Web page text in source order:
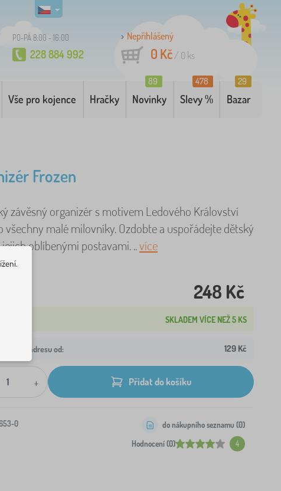
PO-PÁ 8:00 - 16:00
228 884 992
Nepřihlášený
0 Kč/ 0 ks
Vše pro kojence Hračky Novinky
89
Slevy %
478
Bazar
29
Frozen
závěsný organizér s motivem Ledového Království
všechny malé milovníky. Ozdobte a uspořádejte dětský
oblíbenými postavami. ..více
248 Kč
SKLADEM VÍCE NEŽ 5 KS
na Vaši adresu od: 129 Kč
+ Přidat do košíku
0
Hodnocení (0) 4
do nákupního seznamu (0)